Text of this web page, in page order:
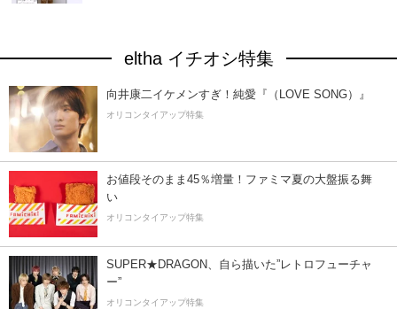
eltha イチオシ特集
向井康二イケメンすぎ！純愛『（LOVE SONG）』
オリコンタイアップ特集
お値段そのまま45％増量！ファミマ夏の大盤振る舞
い
オリコンタイアップ特集
SUPER★DRAGON、自ら描いた”レトロフューチャ
ー”
オリコンタイアップ特集